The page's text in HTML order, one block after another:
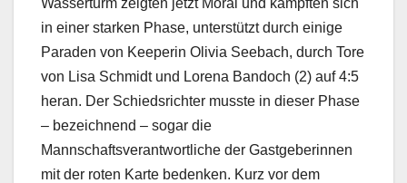
in einer starken Phase, unterstützt durch einige
Paraden von Keeperin Olivia Seebach, durch Tore
von Lisa Schmidt und Lorena Bandoch (2) auf 4:5
heran. Der Schiedsrichter musste in dieser Phase
– bezeichnend – sogar die
Mannschaftsverantwortliche der Gastgeberinnen
mit der roten Karte bedenken. Kurz vor dem